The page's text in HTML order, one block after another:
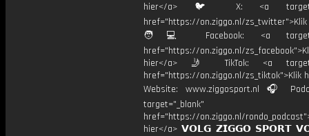
hier</a> 🐦 X: <a
href="https://on.ziggo.nl/
🧑💻 Facebook: <a
href="https://on.ziggo.nl/
hier</a> 🤳 TikTok: <a
href="https://on.ziggo.nl/zs_tiktok">Klik
Website: www.ziggosport.nl 🎧
target="_blank"
href="https://on.ziggo.nl/
hier</a> 𝗩𝗢𝗟𝗚 𝗭𝗜𝗚𝗚𝗢 𝗦𝗣𝗢𝗥𝗧